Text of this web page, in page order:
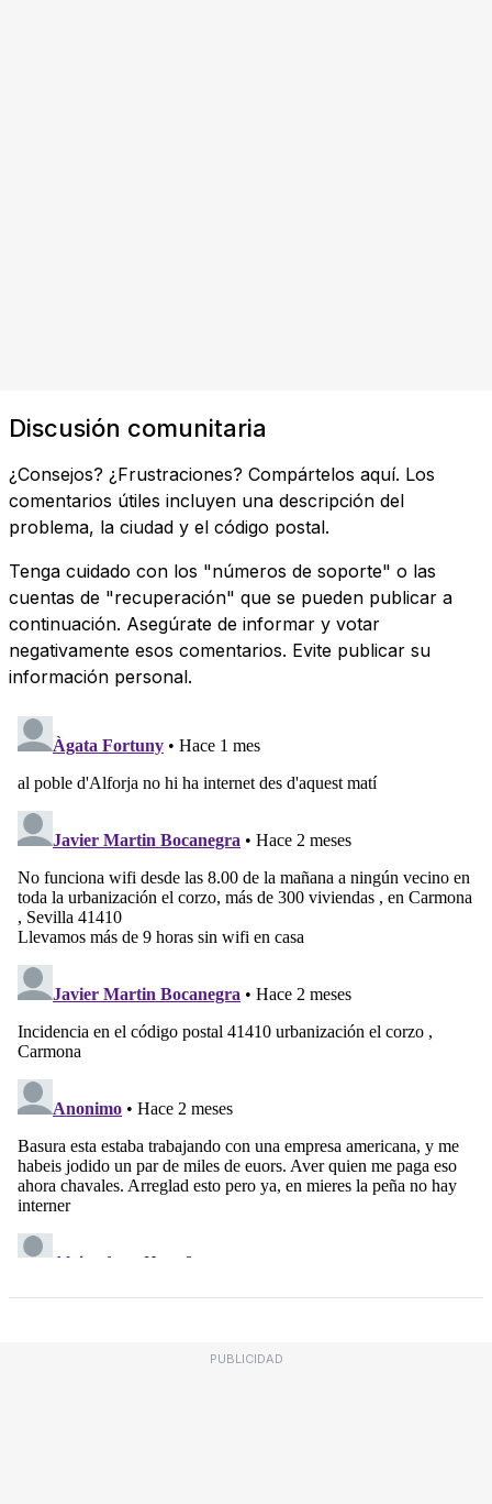
Discusión comunitaria
¿Consejos? ¿Frustraciones? Compártelos aquí. Los
comentarios útiles incluyen una descripción del
problema, la ciudad y el código postal.
Tenga cuidado con los "números de soporte" o las
cuentas de "recuperación" que se pueden publicar a
continuación. Asegúrate de informar y votar
negativamente esos comentarios. Evite publicar su
información personal.
PUBLICIDAD